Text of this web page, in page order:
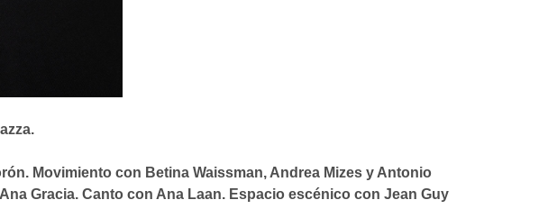
Movimiento con Betina Waissman, Andrea Mizes y Antonio
Gracia. Canto con Ana Laan. Espacio escénico con Jean Guy